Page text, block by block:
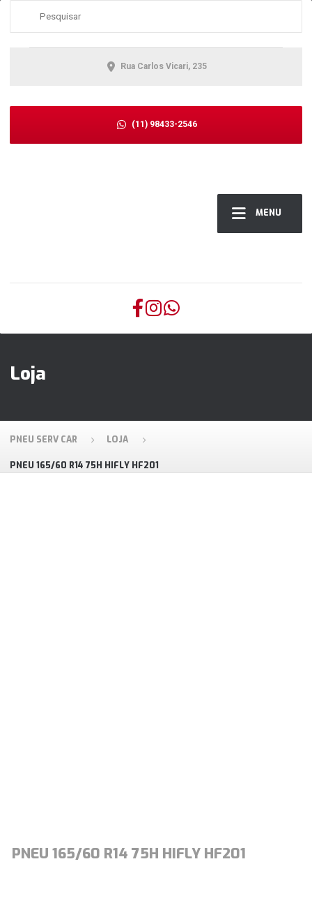
MENU
Rua Carlos Vicari, 235
(11) 98433-2546
Loja
PNEU SERV CAR LOJA
PNEU 165/60 R14 75H HIFLY HF201
PNEU 165/60 R14 75H HIFLY HF201